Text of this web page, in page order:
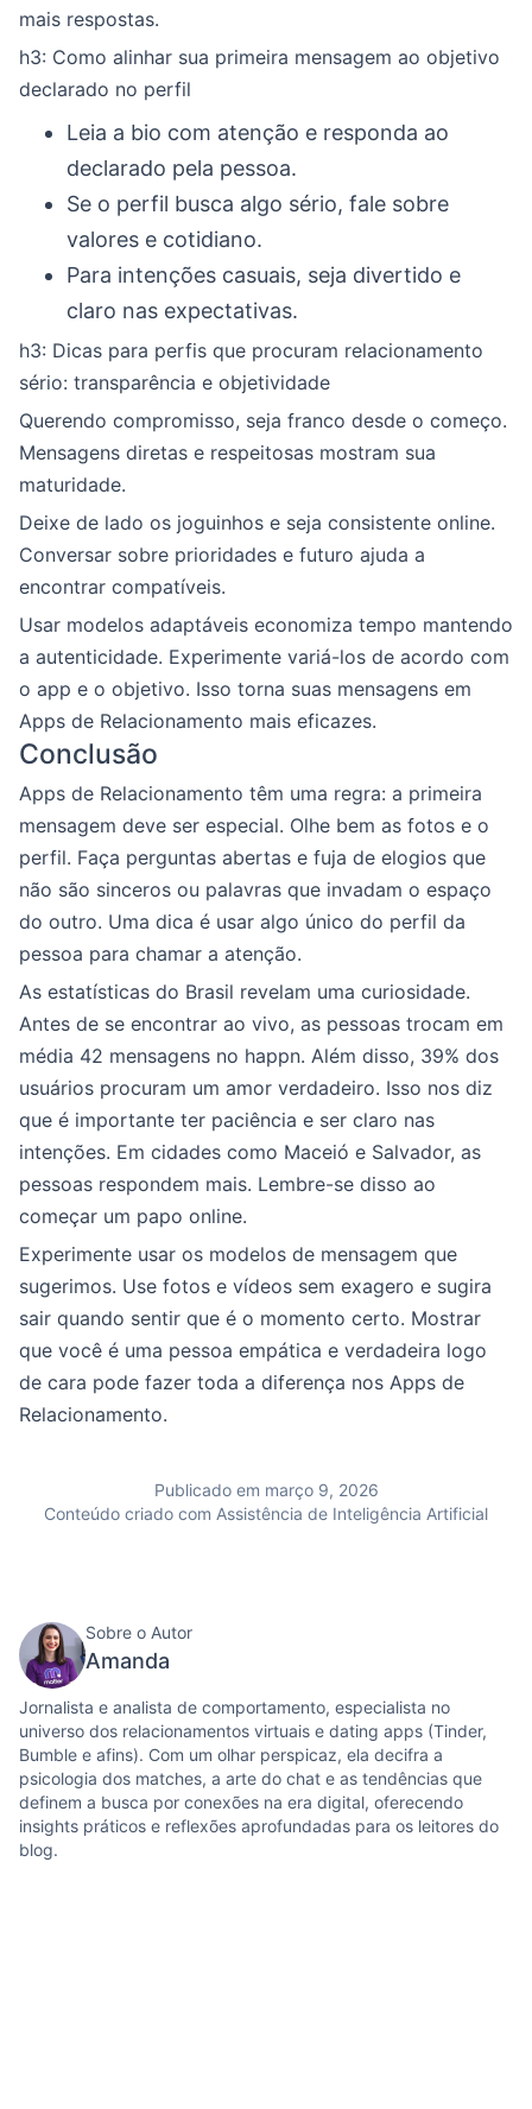
mais respostas.
h3: Como alinhar sua primeira mensagem ao objetivo
declarado no perfil
Leia a bio com atenção e responda ao
declarado pela pessoa.
Se o perfil busca algo sério, fale sobre
valores e cotidiano.
Para intenções casuais, seja divertido e
claro nas expectativas.
h3: Dicas para perfis que procuram relacionamento
sério: transparência e objetividade
Querendo compromisso, seja franco desde o começo.
Mensagens diretas e respeitosas mostram sua
maturidade.
Deixe de lado os joguinhos e seja consistente online.
Conversar sobre prioridades e futuro ajuda a
encontrar compatíveis.
Usar modelos adaptáveis economiza tempo mantendo
a autenticidade. Experimente variá-los de acordo com
o app e o objetivo. Isso torna suas mensagens em
Apps de Relacionamento mais eficazes.
Conclusão
Apps de Relacionamento têm uma regra: a primeira
mensagem deve ser especial. Olhe bem as fotos e o
perfil. Faça perguntas abertas e fuja de elogios que
não são sinceros ou palavras que invadam o espaço
do outro. Uma dica é usar algo único do perfil da
pessoa para chamar a atenção.
As estatísticas do Brasil revelam uma curiosidade.
Antes de se encontrar ao vivo, as pessoas trocam em
média 42 mensagens no happn. Além disso, 39% dos
usuários procuram um amor verdadeiro. Isso nos diz
que é importante ter paciência e ser claro nas
intenções. Em cidades como Maceió e Salvador, as
pessoas respondem mais. Lembre-se disso ao
começar um papo online.
Experimente usar os modelos de mensagem que
sugerimos. Use fotos e vídeos sem exagero e sugira
sair quando sentir que é o momento certo. Mostrar
que você é uma pessoa empática e verdadeira logo
de cara pode fazer toda a diferença nos Apps de
Relacionamento.
Publicado em março 9, 2026
Conteúdo criado com Assistência de Inteligência Artificial
Sobre o Autor
Amanda
Jornalista e analista de comportamento, especialista no
universo dos relacionamentos virtuais e dating apps (Tinder,
Bumble e afins). Com um olhar perspicaz, ela decifra a
psicologia dos matches, a arte do chat e as tendências que
definem a busca por conexões na era digital, oferecendo
insights práticos e reflexões aprofundadas para os leitores do
blog.